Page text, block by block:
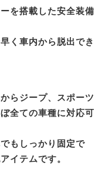
を搭載した安全装備
く車内から脱出でき
らジープ、スポーツ
全ての車種に対応可
もしっかり固定で
イテムです。